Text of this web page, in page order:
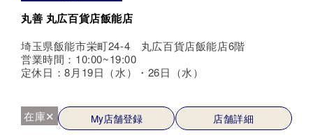
丸善 丸広百貨店飯能店
埼玉県飯能市栄町24-4 丸広百貨店飯能店6階
営業時間：10:00~19:00
定休日：8月19日（水）・26日（水）
在庫✕ My店舗登録 店舗詳細